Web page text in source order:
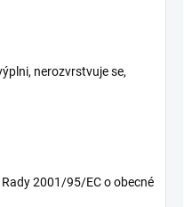
nerozvrstvuje se,
2001/95/EC o obecné